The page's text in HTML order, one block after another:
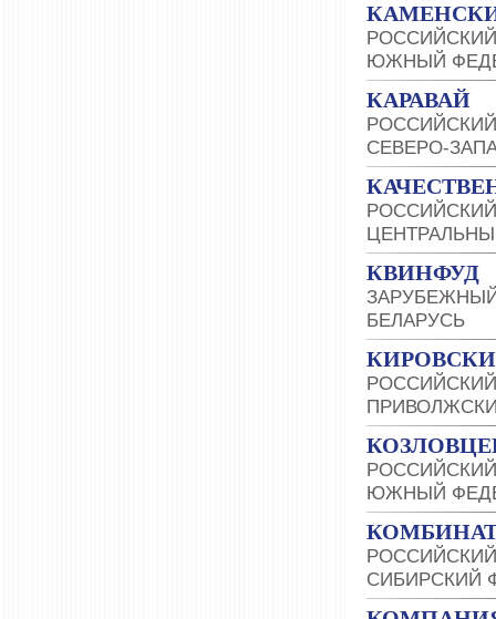
ЮЖНЫЙ
КАРАВАЙ
СЕВЕРО-
КВИНФУД
БЕЛАРУСЬ
ЮЖНЫЙ
СИБИРСКИЙ